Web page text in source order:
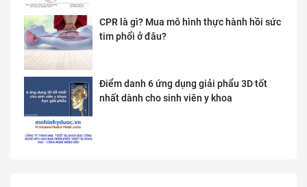
CPR là gì? Mua mô hình thực hành hồi sức
tim phổi ở đâu?
Điểm danh 6 ứng dụng giải phẩu 3D tốt
nhất dành cho sinh viên y khoa